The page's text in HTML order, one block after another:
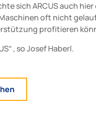
sich ARCUS auch
oft nicht
profitieren
, so Josef Haberl.